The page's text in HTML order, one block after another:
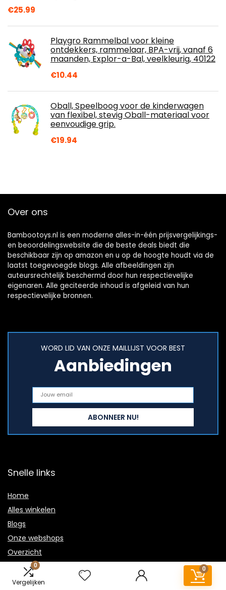
0
Vergelijken
0
€25.99
Playgro Rammelbal voor kleine
ontdekkers, rammelaar, BPA-vrij, vanaf 6
maanden, Explor-a-Bal, veelkleurig, 40122
€10.44
Oball, Speelboog voor de kinderwagen
van flexibel, stevig Oball-materiaal voor
eenvoudige grip.
€19.94
Over ons
Bambootoys.nl is een moderne alles-in-één prijsvergelijkings-
en beoordelingswebsite die de beste deals biedt die
beschikbaar zijn op amazon en u op de hoogte houdt via de
laatst toegevoegde blogs. Alle afbeeldingen zijn
auteursrechtelijk beschermd door hun respectievelijke
eigenaren. Alle geciteerde inhoud is afgeleid van hun
respectievelijke bronnen.
WORD LID VAN ONZE MAILLIJST VOOR BEST
Aanbiedingen
Snelle links
Home
Alles winkelen
Blogs
Onze webshops
Overzicht
Adverteren
Verklaringen